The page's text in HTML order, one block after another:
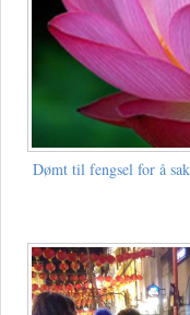
Dømt til fengsel for å